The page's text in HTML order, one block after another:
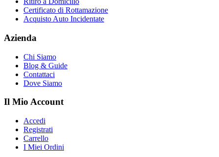
Certificato di Rottamazione
Acquisto Auto Incidentate
Azienda
Chi Siamo
Blog & Guide
Contattaci
Dove Siamo
Il Mio Account
Accedi
Registrati
Carrello
I Miei Ordini